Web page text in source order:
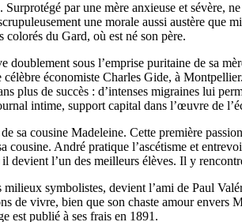
par une mère anxieuse et sévère,
une morale aussi austère
colorés du Gard, où est né son père.
sous l’emprise puritaine de sa
économiste Charles Gide, à
plus de succès : d’intenses migraines lui
intime, support capital dans l’œuvre de
sa cousine Madeleine. Cette première
cousine. André pratique l’ascétisme et
l’un des meilleurs élèves. Il y
symbolistes, devient l’ami de Paul
de vivre, bien que son chaste amour envers
est publié à ses frais en 1891.